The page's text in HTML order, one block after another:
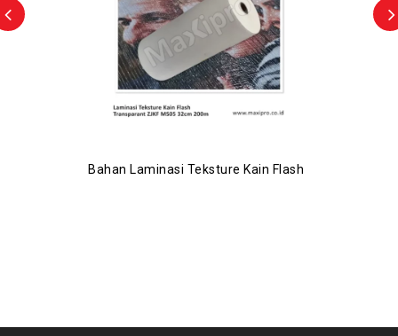
Bahan Laminasi Teksture Kain Flash